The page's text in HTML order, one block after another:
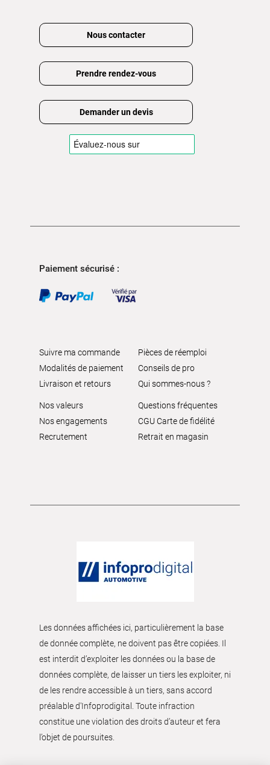
Nous contacter
Prendre rendez-vous
Demander un devis
Paiement sécurisé :
Suivre ma commande
Modalités de paiement
Livraison et retours
Pièces de réemploi
Conseils de pro
Qui sommes-nous ?
Nos valeurs
Nos engagements
Recrutement
Questions fréquentes
CGU Carte de fidélité
Retrait en magasin
Les données affichées ici, particulièrement la base
de donnée complète, ne doivent pas être copiées. Il
est interdit d’exploiter les données ou la base de
données complète, de laisser un tiers les exploiter, ni
de les rendre accessible à un tiers, sans accord
préalable d'Infoprodigital. Toute infraction
constitue une violation des droits d’auteur et fera
l’objet de poursuites.